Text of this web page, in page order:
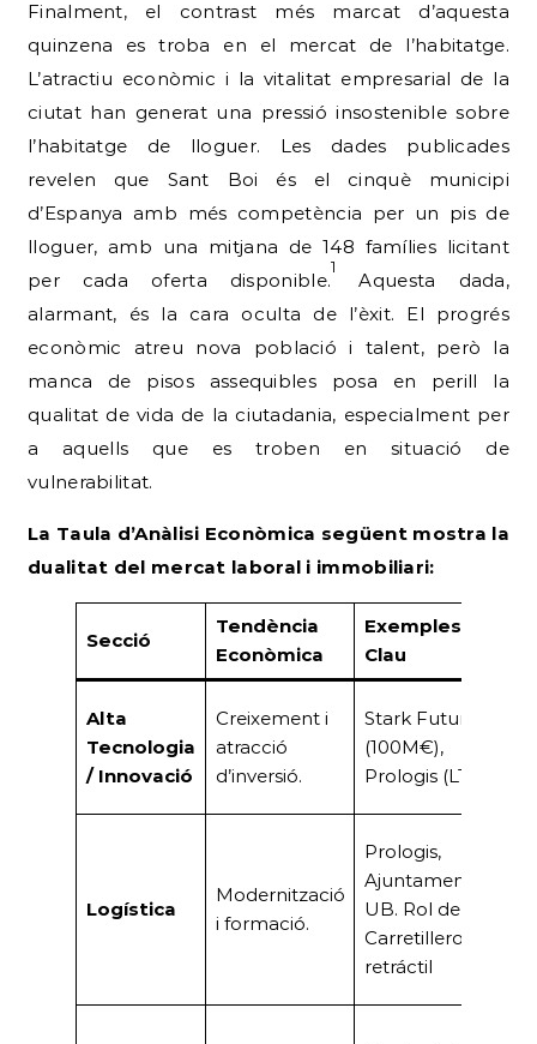
Finalment, el contrast més marcat d’aquesta
quinzena es troba en el mercat de l’habitatge.
L’atractiu econòmic i la vitalitat empresarial de la
ciutat han generat una pressió insostenible sobre
l’habitatge de lloguer. Les dades publicades
revelen que Sant Boi és el cinquè municipi
d’Espanya amb més competència per un pis de
lloguer, amb una mitjana de 148 famílies licitant
per cada oferta disponible.
1
Aquesta dada,
alarmant, és la cara oculta de l’èxit. El progrés
econòmic atreu nova població i talent, però la
manca de pisos assequibles posa en perill la
qualitat de vida de la ciutadania, especialment per
a aquells que es troben en situació de
vulnerabilitat.
La Taula d’Anàlisi Econòmica següent mostra la
dualitat del mercat laboral i immobiliari:
Secció
Tendència
Econòmica
Exemples
Clau
Alta
Tecnologia
/ Innovació
Creixement i
atracció
d’inversió.
Stark Future
(100M€),
Prologis (LTIM)
Logística
Modernització
i formació.
Prologis,
Ajuntament,
UB. Rol de
Carretillero/a
retráctil